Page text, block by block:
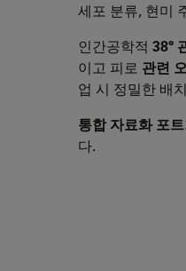
세포 분류, 현미
인간공학적 38°
이고 피로 관련
업 시 정밀한 배
통합 자료화 포트
다.